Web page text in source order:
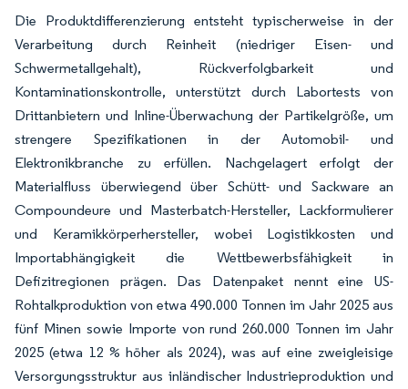
Die Produktdifferenzierung entsteht typischerweise in der
Verarbeitung durch Reinheit (niedriger Eisen- und
Schwermetallgehalt), Rückverfolgbarkeit und
Kontaminationskontrolle, unterstützt durch Labortests von
Drittanbietern und Inline-Überwachung der Partikelgröße, um
strengere Spezifikationen in der Automobil- und
Elektronikbranche zu erfüllen. Nachgelagert erfolgt der
Materialfluss überwiegend über Schütt- und Sackware an
Compoundeure und Masterbatch-Hersteller, Lackformulierer
und Keramikkörperhersteller, wobei Logistikkosten und
Importabhängigkeit die Wettbewerbsfähigkeit in
Defizitregionen prägen. Das Datenpaket nennt eine US-
Rohtalkproduktion von etwa 490.000 Tonnen im Jahr 2025 aus
fünf Minen sowie Importe von rund 260.000 Tonnen im Jahr
2025 (etwa 12 % höher als 2024), was auf eine zweigleisige
Versorgungsstruktur aus inländischer Industrieproduktion und